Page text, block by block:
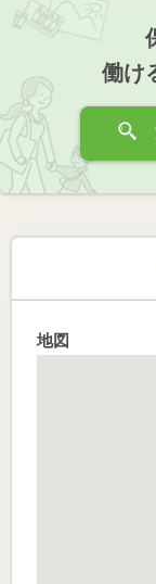
働け
地図